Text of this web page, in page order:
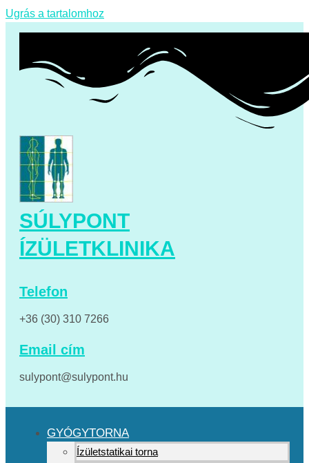
Ugrás a tartalomhoz
SÚLYPONT
ÍZÜLETKLINIKA
Telefon
+36 (30) 310 7266
Email cím
sulypont@sulypont.hu
GYÓGYTORNA
Ízületstatikai torna